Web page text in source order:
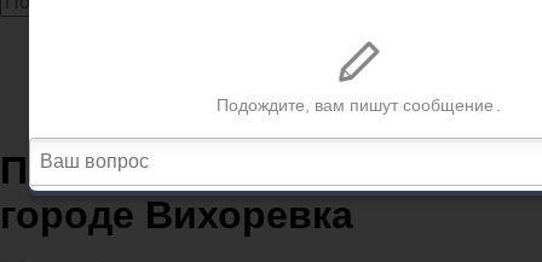
Почтовые отделения в городе Вихоревка
Почтовые отделения в
городе Вихоревка